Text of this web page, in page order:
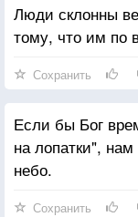
Люди склонны
тому, что им по
Сохранить
Если бы Бог
на лопатки",
небо.
Сохранить